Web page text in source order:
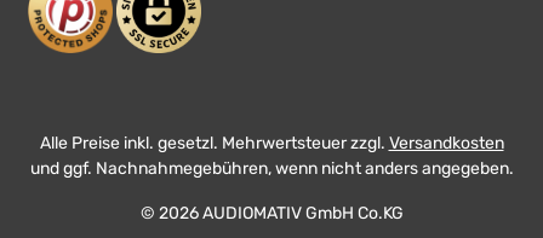
© 2026 AUDIOMATIV GmbH Co.KG
Alle Preise inkl. gesetzl. Mehrwertsteuer zzgl. Versandkosten
und ggf. Nachnahmegebühren, wenn nicht anders angegeben.